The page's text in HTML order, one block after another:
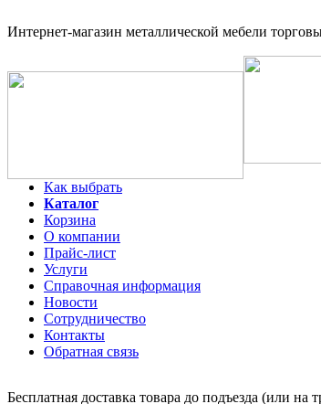
Интернет-магазин металлической мебели
Как выбрать
Каталог
Корзина
О компании
Прайс-лист
Услуги
Справочная информация
Новости
Сотрудничество
Контакты
Обратная связь
Бесплатная доставка товара до подъезда (или